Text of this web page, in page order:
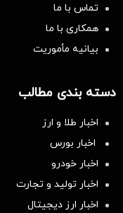
تماس با ما
همکاری با ما
بیانیه مأموریت
دسته بندی مطالب
اخبار طلا و ارز
اخبار بورس
اخبار خودرو
اخبار تولید و تجارت
اخبار ارز دیجیتال